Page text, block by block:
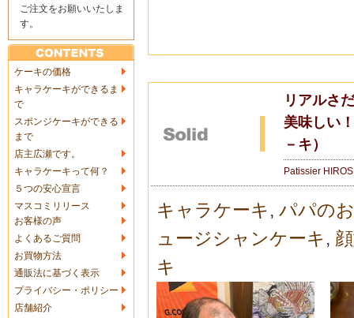
ご注文をお願いいたしま
す。
ケーキの価格
キャラケーキができるま
で
スポンジケーキができる
まで
店主広瀬です。
キャラケーキって何？
５つの安心宣言
マスコミリリース
お客様の声
よくあるご質問
お買物方法
通販法に基づく表示
プライバシー・ポリシー
店舗紹介
リアルさ
美味しい
－キ）
Patissier
キャラケーキ , パパの
ュージシャンケーキ ,
キ